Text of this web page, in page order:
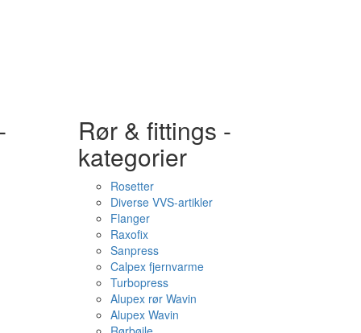
Rør & fittings -
kategorier
Rosetter
Diverse VVS-artikler
Flanger
Raxofix
Sanpress
Calpex fjernvarme
Turbopress
Alupex rør Wavin
Alupex Wavin